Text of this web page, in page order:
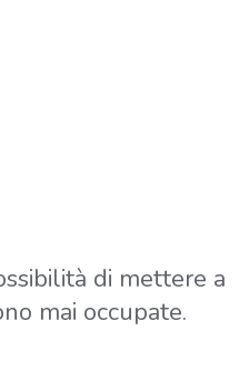
di mettere a
mai occupate.